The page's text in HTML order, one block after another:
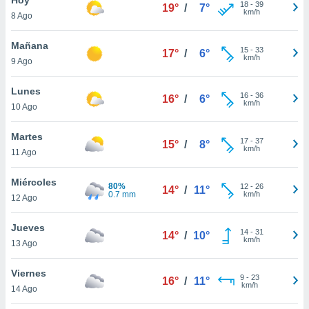
en
más
nuestra
de
cookies
aceptar
8 Ago
19° / 7° 18- 39
km/h
Mañana
9 Ago
17° / 6° 15- 33
km/h
Lunes
10 Ago
16° / 6° 16- 36
km/h
Martes
11 Ago
15° / 8° 17- 37
km/h
Miércoles
12 Ago
80%
0.7 mm
14° / 11° 12- 26
km/h
Jueves
13 Ago
14° / 10° 14- 31
km/h
Viernes
14 Ago
16° / 11° 9- 23
km/h